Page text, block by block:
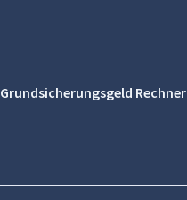
Grundsicherungsgeld Rechner